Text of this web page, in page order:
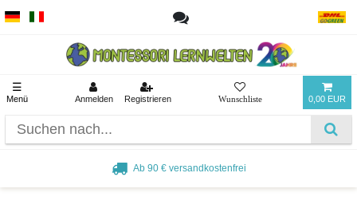
☰
Menü Anmelden Registrieren 0,00 EUR
Beliebt bei Pädagogen und Eltern